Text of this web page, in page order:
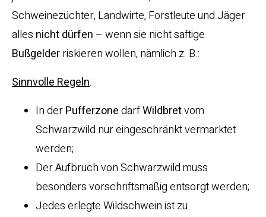
Schweinezüchter, Landwirte, Forstleute und Jäger
alles nicht dürfen – wenn sie nicht saftige
Bußgelderriskieren wollen, nämlich z. B.:
Sinnvolle Regeln:
In derPufferzonedarfWildbretvom
Schwarzwild nur eingeschränkt vermarktet
werden;
Der Aufbruch von Schwarzwild muss
besonders vorschriftsmäßig entsorgt werden;
Jedes erlegte Wildschwein ist zu